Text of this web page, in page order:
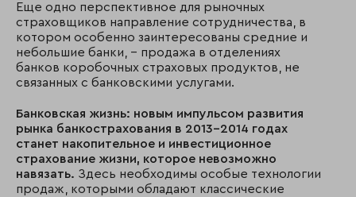
Еще одно перспективное для рыночных
страховщиков направление сотрудничества, в
котором особенно заинтересованы средние и
небольшие банки, – продажа в отделениях
банков коробочных страховых продуктов, не
связанных с банковскими услугами.
Банковская жизнь: новым импульсом развития
рынка банкострахования в 2013–2014 годах
станет накопительное и инвестиционное
страхование жизни, которое невозможно
навязать. Здесь необходимы особые технологии
продаж, которыми обладают классические